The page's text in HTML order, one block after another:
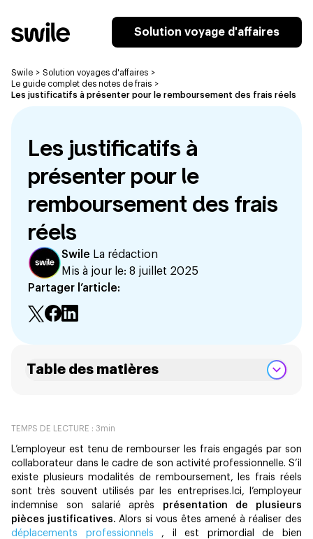
Solution voyage d'affaires
Swile > Solution voyages d'affaires >
Le guide complet des notes de frais >
Les justificatifs à présenter pour le remboursement des frais réels
Les justificatifs à
présenter pour le
remboursement des frais
réels
Swile La rédaction
Mis à jour le: 8 juillet 2025
Partager l’article:
TEMPS DE LECTURE : 3min
L’employeur est tenu de rembourser les frais engagés par son
collaborateur dans le cadre de son activité professionnelle. S’il
existe plusieurs modalités de remboursement, les frais réels
sont très souvent utilisés par les entreprises.Ici, l’employeur
indemnise son salarié après présentation de plusieurs
pièces justificatives. Alors si vous êtes amené à réaliser des
déplacements professionnels , il est primordial de bien
Table des matières